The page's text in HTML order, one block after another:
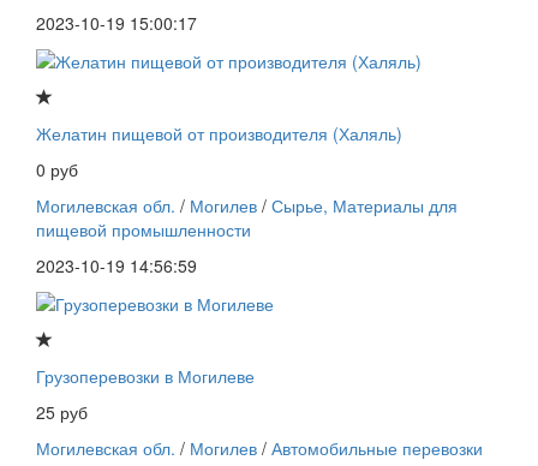
2023-10-19 15:00:17
Желатин пищевой от производителя (Халяль)
0 руб
Могилевская обл. / Могилев / Сырье, Материалы для
пищевой промышленности
2023-10-19 14:56:59
Грузоперевозки в Могилеве
25 руб
Могилевская обл. / Могилев / Автомобильные перевозки